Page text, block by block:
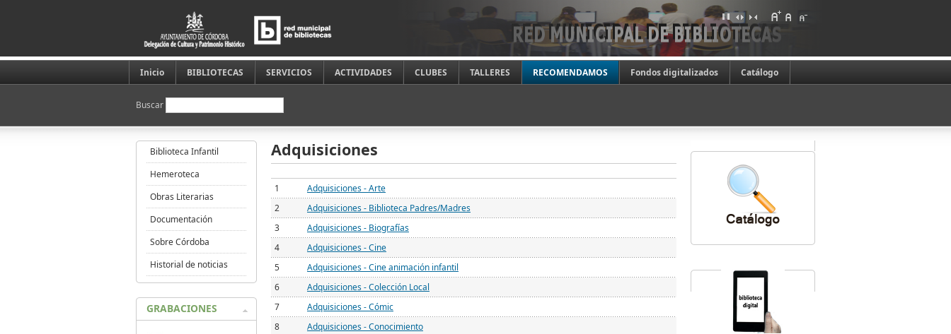
Inicio BIBLIOTECAS SERVICIOS ACTIVIDADES CLUBES TALLERES RECOMENDAMOS Fondos digitalizados Catálogo
Buscar
Adquisiciones
1
Adquisiciones - Arte
2
Adquisiciones - Biblioteca Padres/Madres
3
Adquisiciones - Biografías
4
Adquisiciones - Cine
5
Adquisiciones - Cine animación infantil
6
Adquisiciones - Colección Local
7
Adquisiciones - Cómic
8
Adquisiciones - Conocimiento
Biblioteca Infantil
Hemeroteca
Obras Literarias
Documentación
Sobre Córdoba
Historial de noticias
GRABACIONES